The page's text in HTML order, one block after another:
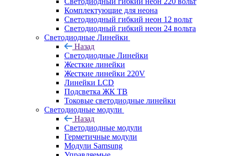
Комплектующие для неона
Светодиодный гибкий неон 12 вольт
Светодиодный гибкий неон 24 вольта
Светодиодные Линейки
Назад
Светодиодные Линейки
Жесткие линейки
Жесткие линейки 220V
Линейки LCD
Подсветка ЖК ТВ
Токовые светодиодные линейки
Светодиодные модули
Назад
Светодиодные модули
Герметичные модули
Модули Samsung